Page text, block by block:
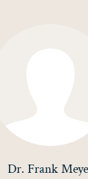
Dr. Frank